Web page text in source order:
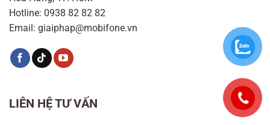
Hotline: 0938 82 82 82
Email: giaiphap@mobifone.vn
LIÊN HỆ TƯ VẤN